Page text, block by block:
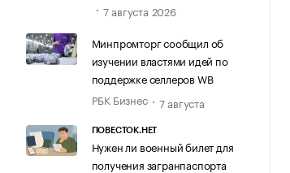
7 августа 2026
Минпромторг сообщил об
изучении властями идей по
поддержке селлеров WB
РБК Бизнес
7 августа
ПОВЕСТОК.НЕТ
Нужен ли военный билет для
получения загранпаспорта